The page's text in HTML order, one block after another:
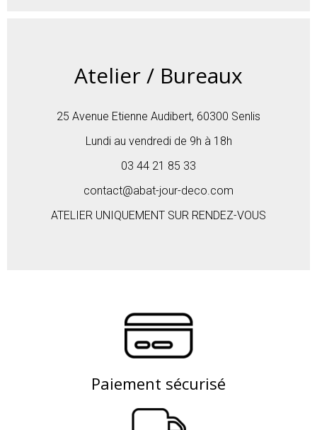
Atelier / Bureaux
25 Avenue Etienne Audibert, 60300 Senlis
Lundi au vendredi de 9h à 18h
03 44 21 85 33
contact@abat-jour-deco.com
ATELIER UNIQUEMENT SUR RENDEZ-VOUS
Paiement sécurisé